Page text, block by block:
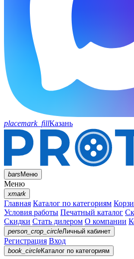
placemark_fillКазань
barsМеню
Меню
xmark
Главная Каталог по категориям
Условия работы Печатный каталог
Скидки Стать дилером О компании
person_crop_circleЛичный кабинет
Регистрация Вход
book_circleКаталог по категориям